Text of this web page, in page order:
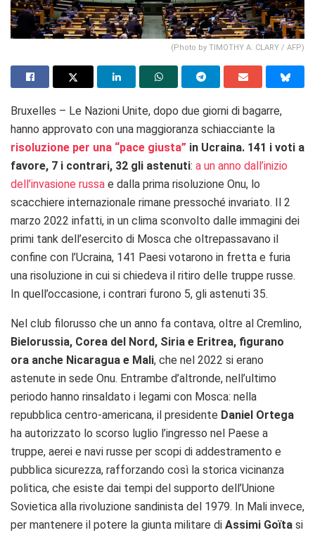
(Photo by TIMOTHY A. CLARY / AFP)
Bruxelles – Le Nazioni Unite, dopo due giorni di bagarre,
hanno approvato con una maggioranza schiacciante la
risoluzione per una “pace giusta” in Ucraina. 141 i voti a
favore, 7 i contrari, 32 gli astenuti: a un anno dall’inizio
dell’invasione russa e dalla prima risoluzione Onu, lo
scacchiere internazionale rimane pressoché invariato. Il 2
marzo 2022 infatti, in un clima sconvolto dalle immagini dei
primi tank dell’esercito di Mosca che oltrepassavano il
confine con l’Ucraina, 141 Paesi votarono in fretta e furia
una risoluzione in cui si chiedeva il ritiro delle truppe russe.
In quell’occasione, i contrari furono 5, gli astenuti 35.
Nel club filorusso che un anno fa contava, oltre al Cremlino,
Bielorussia, Corea del Nord, Siria e Eritrea, figurano
ora anche Nicaragua e Mali, che nel 2022 si erano
astenute in sede Onu. Entrambe d’altronde, nell’ultimo
periodo hanno rinsaldato i legami con Mosca: nella
repubblica centro-americana, il presidente Daniel Ortega
ha autorizzato lo scorso luglio l’ingresso nel Paese a
truppe, aerei e navi russe per scopi di addestramento e
pubblica sicurezza, rafforzando così la storica vicinanza
politica, che esiste dai tempi del supporto dell’Unione
Sovietica alla rivoluzione sandinista del 1979. In Mali invece,
per mantenere il potere la giunta militare di Assimi Goïta si